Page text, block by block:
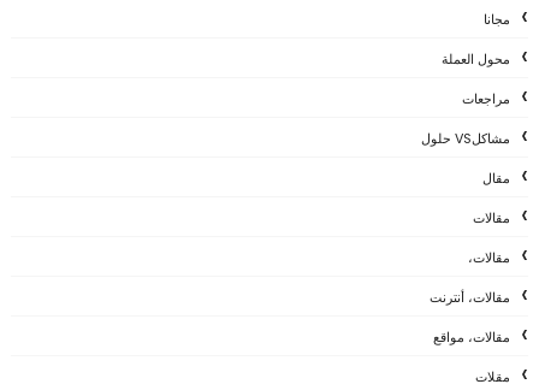
مجانا
محول العملة
مراجعات
مشاكلVS حلول
مقال
مقالات
مقالات،
مقالات، أنترنت
مقالات، مواقع
مقلات